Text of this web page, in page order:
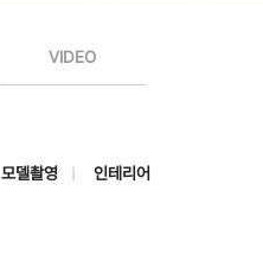
VIDEO
모델촬영 인테리어